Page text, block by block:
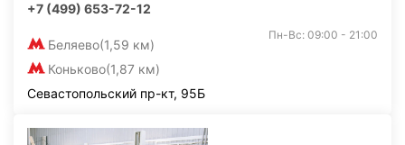
+7 (499) 653-72-12
Беляево(1,59 км)
Коньково(1,87 км)
Пн-Вс: 09:00 - 21:00
Севастопольский пр-кт, 95Б